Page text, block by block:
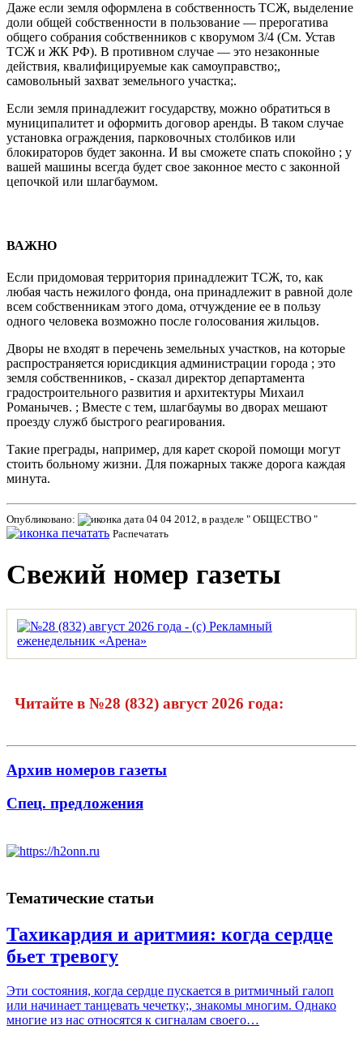
Даже если земля оформлена в собственность ТСЖ, выделение
доли общей собственности в пользование — прерогатива
общего собрания собственников с кворумом 3/4 (См. Устав
ТСЖ и ЖК РФ). В противном случае — это незаконные
действия, квалифицируемые как самоуправство;,
самовольный захват земельного участка;.
Если земля принадлежит государству, можно обратиться в
муниципалитет и оформить договор аренды. В таком случае
установка ограждения, парковочных столбиков или
блокираторов будет законна. И вы сможете спать спокойно ; у
вашей машины всегда будет свое законное место с законной
цепочкой или шлагбаумом.
ВАЖНО
Если придомовая территория принадлежит ТСЖ, то, как
любая часть нежилого фонда, она принадлежит в равной доле
всем собственникам этого дома, отчуждение ее в пользу
одного человека возможно после голосования жильцов.
Дворы не входят в перечень земельных участков, на которые
распространяется юрисдикция администрации города ; это
земля собственников, - сказал директор департамента
градостроительного развития и архитектуры Михаил
Романычев. ; Вместе с тем, шлагбаумы во дворах мешают
проезду служб быстрого реагирования.
Такие преграды, например, для карет скорой помощи могут
стоить больному жизни. Для пожарных также дорога каждая
минута.
Опубликовано:
04 04 2012, в разделе " ОБЩЕСТВО "
Распечатать
Свежий номер газеты
Читайте в №28 (832) август 2026 года:
Архив номеров газеты
Спец. предложения
Тематические статьи
Тахикардия и аритмия: когда сердце
бьет тревогу
Эти состояния, когда сердце пускается в ритмичный галоп
или начинает танцевать чечетку;, знакомы многим. Однако
многие из нас относятся к сигналам своего…